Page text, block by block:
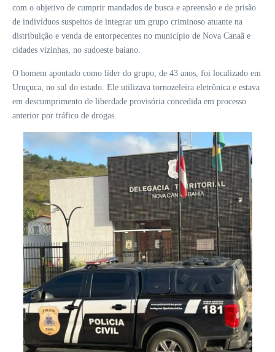
com o objetivo de cumprir mandados de busca e apreensão e de prisão
de indivíduos suspeitos de integrar um grupo criminoso atuante na
distribuição e venda de entorpecentes no município de Nova Canaã e
cidades vizinhas, no sudoeste baiano.
O homem apontado como líder do grupo, de 43 anos, foi localizado em
Uruçuca, no sul do estado. Ele utilizava tornozeleira eletrônica e estava
em descumprimento de liberdade provisória concedida em processo
anterior por tráfico de drogas.